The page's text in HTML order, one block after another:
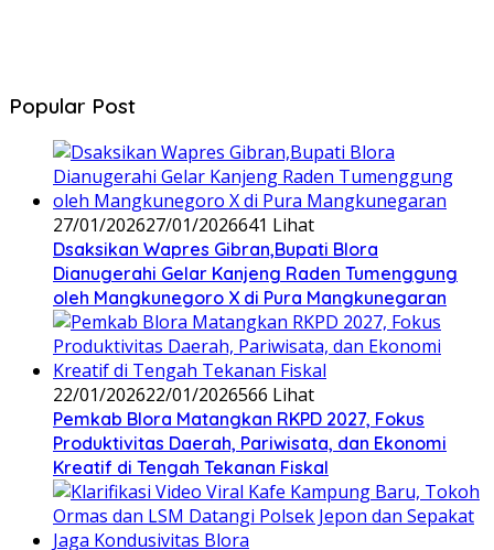
Popular Post
27/01/202627/01/2026641 Lihat
‎Dsaksikan Wapres Gibran,Bupati Blora
Dianugerahi Gelar Kanjeng Raden Tumenggung
oleh Mangkunegoro X di Pura Mangkunegaran
22/01/202622/01/2026566 Lihat
‎Pemkab Blora Matangkan RKPD 2027, Fokus
Produktivitas Daerah, Pariwisata, dan Ekonomi
Kreatif di Tengah Tekanan Fiskal